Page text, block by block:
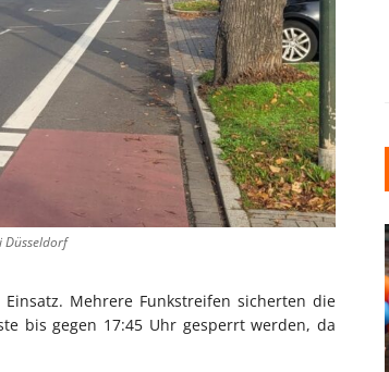
Düsseldorf
Mehrere Funkstreifen sicherten die
bis gegen 17:45 Uhr gesperrt werden, da